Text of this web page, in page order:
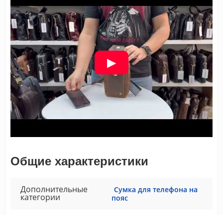
Общие характеристики
Дополнительные
категории
Сумка для телефона на
пояс